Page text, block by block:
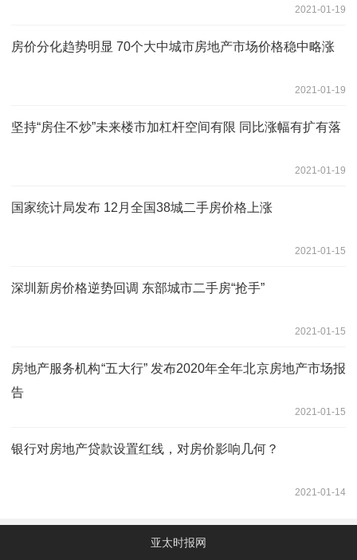
2021-01-19
房价分化趋势明显 70个大中城市房地产市场价格稳中略涨
2021-01-19
坚持“房住不炒”未来楼市加杠杆空间有限 同比涨幅有扩有落
2021-01-19
国家统计局发布 12月全国38城二手房价格上涨
2021-01-15
深圳新房价格逆势回调 东部城市二手房“抢手”
2021-01-15
房地产服务机构“五大行” 发布2020年全年北京房地产市场报
告
2021-01-15
银行对房地产贷款设置红线，对房价影响几何？
2021-01-14
亚太时报网